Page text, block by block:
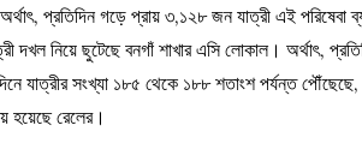
প্রতিদিন গড়ে প্রায় ৩,১২৮ জন যাত্রী এই পরিষেবা
নিয়ে ছুটেছে বনগাঁ শাখার এসি লোকাল। অর্থাৎ,
যাত্রীর সংখ্যা ১৮৫ থেকে ১৮৮ শতাংশ পর্যন্ত পৌঁছেছে,
হয়েছে রেলের।